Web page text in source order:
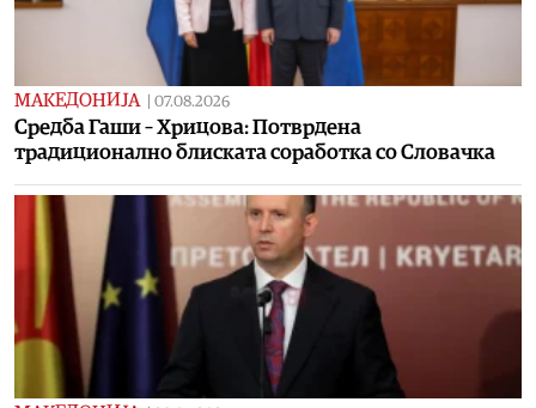
МАКЕДОНИЈА 07.08.2026
Средба Гаши – Хрицова: Потврдена
традиционално блиската соработка со Словачка